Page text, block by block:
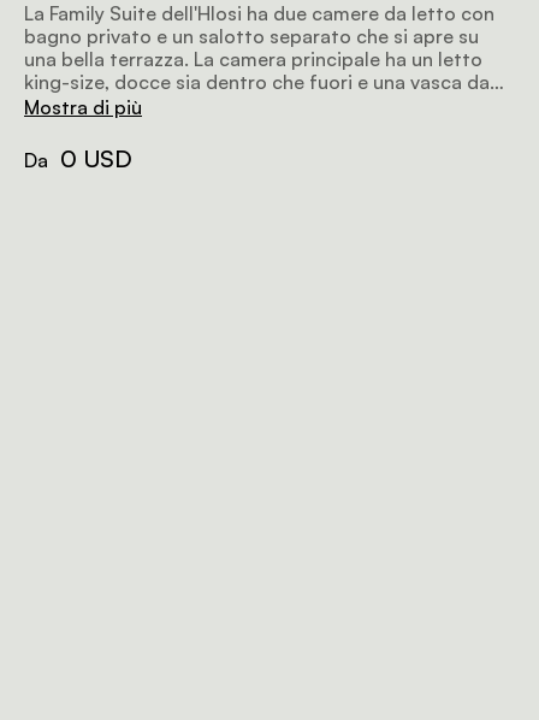
La Family Suite dell'Hlosi ha due camere da letto con
bagno privato e un salotto separato che si apre su
una bella terrazza. La camera principale ha un letto
king-size, docce sia dentro che fuori e una vasca da
bagno profonda. La seconda camera ha due letti
Mostra di più
Da 0 USD